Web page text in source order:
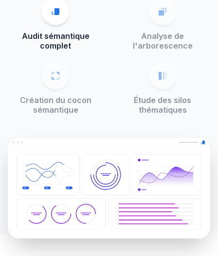
Audit sémantique
complet
Analyse de
l'arborescence
Création du cocon
sémantique
Étude des silos
thématiques